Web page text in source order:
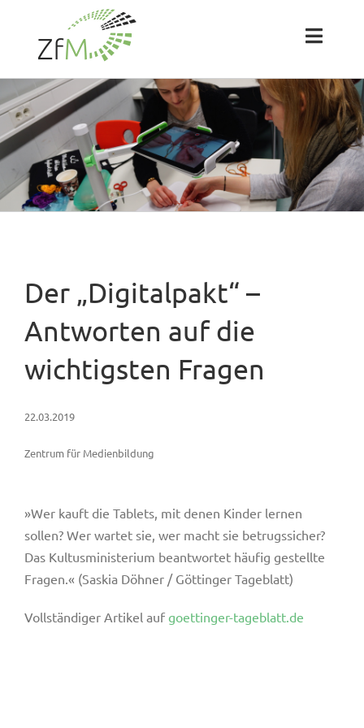
springen
Toggle
Das ZfM
Team
Projekte
Der „Digitalpakt“ –
Antworten auf die
wichtigsten Fragen
22.03.2019
Zentrum für Medienbildung
»Wer kauft die Tablets, mit denen Kinder lernen
sollen? Wer wartet sie, wer macht sie betrugssicher?
Das Kultusministerium beantwortet häufig gestellte
Fragen.« (Saskia Döhner / Göttinger Tageblatt)
Vollständiger Artikel auf goettinger-tageblatt.de